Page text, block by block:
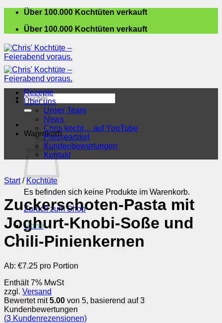
Zum
springen
Über 100.000 Kochtüten verkauft
Über 100.000 Kochtüten verkauft
Suchen
nach:
Warenkorb
Es befinden sich keine Produkte im Warenkorb.
Zurück zum Shop
Menü
Rezepte
Über uns
Unser Team
News
Chris kocht… auf YouTube
Presseartikel
Kundenbewertungen
Kontakt
Start / Kochtüte
Zuckerschoten-Pasta mit
Joghurt-Knobi-Soße und
Chili-Pinienkernen
Ab: €7.25 pro Portion
Enthält 7% MwSt
zzgl. Versand
Bewertet mit5.00 von 5, basierend auf3
Kundenbewertungen
(3 Kundenrezensionen)